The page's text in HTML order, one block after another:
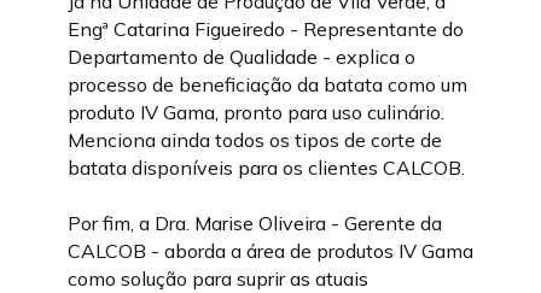
Engª Catarina Figueiredo - Representante do
Departamento de Qualidade - explica o
processo de beneficiação da batata como um
produto IV Gama, pronto para uso culinário.
Menciona ainda todos os tipos de corte de
batata disponíveis para os clientes CALCOB.
Por fim, a Dra. Marise Oliveira - Gerente da
CALCOB - aborda a área de produtos IV Gama
como solução para suprir as atuais